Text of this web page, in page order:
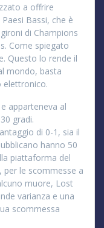
a offrire
Bassi, che è
di Champions
Come spiegato
Questo lo rende il
mondo, basta
elettronico.
apparteneva al
gradi.
di 0-1, sia il
hanno 50
piattaforma del
per le scommesse a
muore, Lost
varianza e una
scommessa